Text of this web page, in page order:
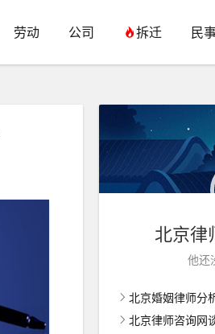
劳动 公司 拆迁 民
北京
他还
北京婚姻律师分析
北京律师咨询网谈夫